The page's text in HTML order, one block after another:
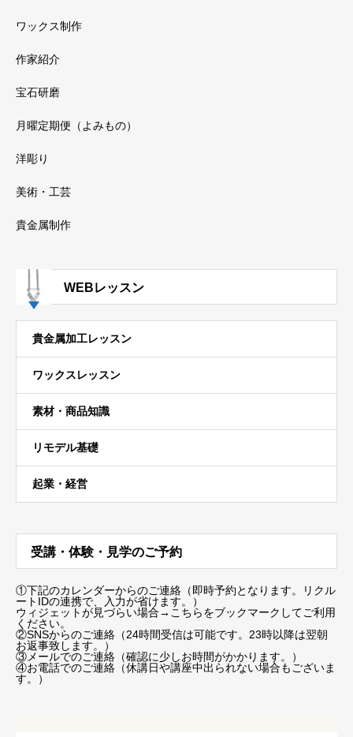
ワックス制作
作家紹介
宝石研磨
月曜定期便（よみもの）
洋彫り
美術・工芸
貴金属制作
WEBレッスン
貴金属加工レッスン
ワックスレッスン
素材・商品知識
リモデル基礎
起業・経営
受講・体験・見学のご予約
①下記のカレンダーからのご連絡（即時予約となります。リクル
ートIDの連携で、入力が省けます。）
ウィジェットが見づらい場合→こちらをブックマーク してご利用
ください。
②SNSからのご連絡（24時間受信は可能です。23時以降は翌朝
お返事致します。）
③メールでのご連絡（確認に少しお時間がかかります。）
④お電話でのご連絡（休講日や講座中出られない場合もございま
す。）